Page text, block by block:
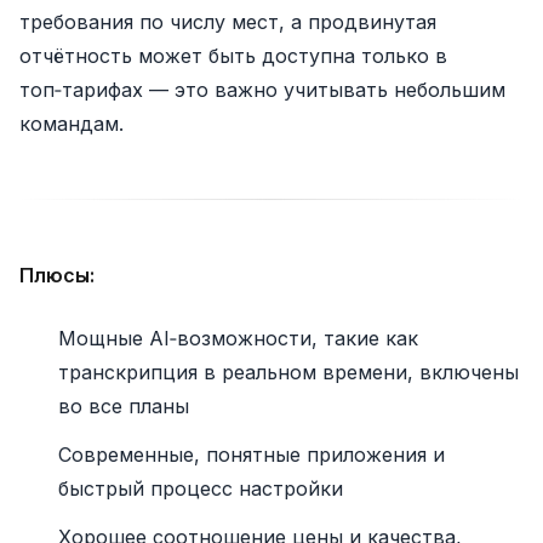
требования по числу мест, а продвинутая
отчётность может быть доступна только в
топ‑тарифах — это важно учитывать небольшим
командам.
Плюсы:
Мощные AI‑возможности, такие как
транскрипция в реальном времени, включены
во все планы
Современные, понятные приложения и
быстрый процесс настройки
Хорошее соотношение цены и качества,